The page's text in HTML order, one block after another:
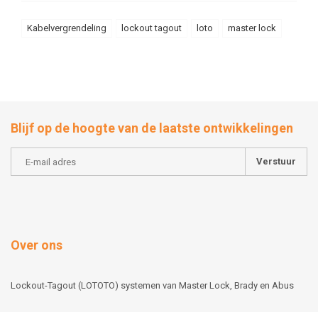
Kabelvergrendeling lockout tagout loto master lock
Blijf op de hoogte van de laatste ontwikkelingen
Verstuur
Over ons
Lockout-Tagout (LOTOTO) systemen van Master Lock, Brady en Abus